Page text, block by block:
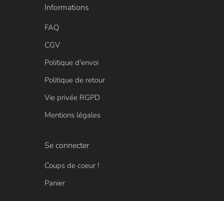
Informations
FAQ
CGV
Politique d'envoi
Politique de retour
Vie privée RGPD
Mentions légales
Se connecter
Coups de coeur !
Panier